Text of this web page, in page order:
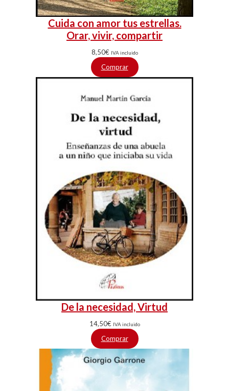
Cuida con amor tus estrellas.
Orar, vivir, compartir
8,50€ IVA incluido
Comprar
De la necesidad, Virtud
14,50€ IVA incluido
Comprar